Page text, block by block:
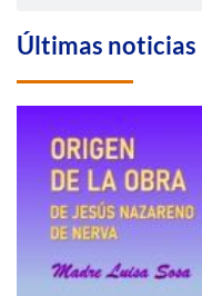
Últimas noticias